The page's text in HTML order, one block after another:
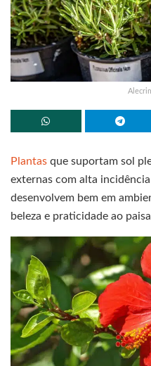
Plantas que suportam sol
externas com alta incidência
desenvolvem bem em
beleza e praticidade ao